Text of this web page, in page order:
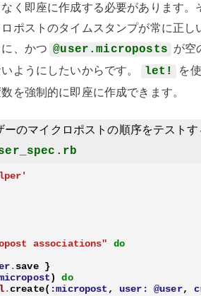
く即座に作成する必要があります。
ポストのタイムスタンプが常に正し
、かつ @user.microposts が空
ようにしたいからです。
let!
を
を強制的に即座に作成できます。
ーのマイクロポストの順序をテストす
associations"
do
.save }
)
do
.create( :micropost , user: @user,